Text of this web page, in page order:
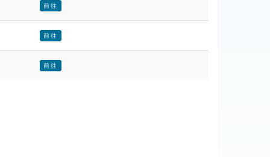
前往
前往
前往